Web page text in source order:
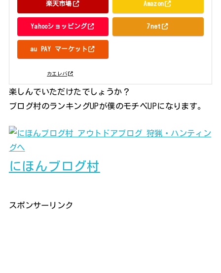
カエレバ
楽天市場 Amazon
Yahooショッピング 7net
au PAY マーケット
楽しんでいただけたでしょうか？
ブログ村のランキングUPが僕のモチベUPになります。
にほんブログ村
スポンサーリンク